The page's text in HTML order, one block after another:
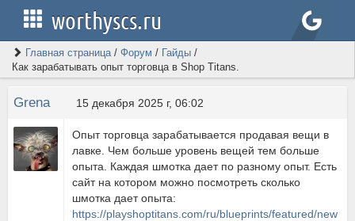
worthyscs.ru
Главная страница/ Форум / Гайды /
Как зарабатывать опыт торговца в Shop Titans.
Grena 15 декабря 2025 г, 06:02
Опыт торговца зарабатывается продавая вещи в
лавке. Чем больше уровень вещей тем больше
опыта. Каждая шмотка дает по разному опыт. Есть
сайт на котором можно посмотреть сколько
шмотка дает опыта:
https://playshoptitans.com/ru/blueprints/featured/new